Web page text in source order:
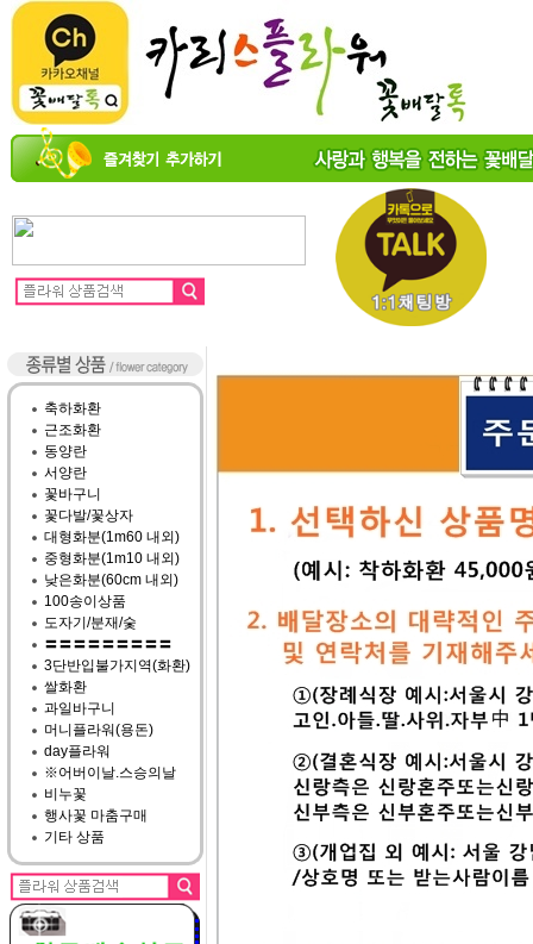
축하화환
근조화환
동양란
서양란
꽃바구니
꽃다발/꽃상자
대형화분(1m60 내외)
중형화분(1m10 내외)
낮은화분(60cm 내외)
100송이상품
도자기/분재/숯
〓〓〓〓〓〓〓〓〓
3단반입불가지역(화환)
쌀화환
과일바구니
머니플라워(용돈)
day플라워
※어버이날.스승의날
비누꽃
행사꽃 마춤구매
기타 상품